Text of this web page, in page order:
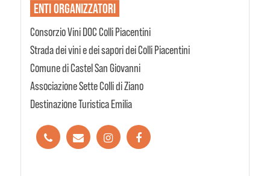
ENTIORGANIZZATORI
Consorzio Vini DOC Colli Piacentini
Strada dei vini e dei sapori dei Colli Piacentini
Comune di Castel San Giovanni
Associazione Sette Colli di Ziano
Destinazione Turistica Emilia